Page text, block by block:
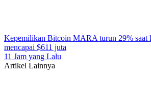
Kepemilikan Bitcoin MARA turun 29% saat
mencapai $611 juta
11 Jam yang Lalu
Artikel Lainnya